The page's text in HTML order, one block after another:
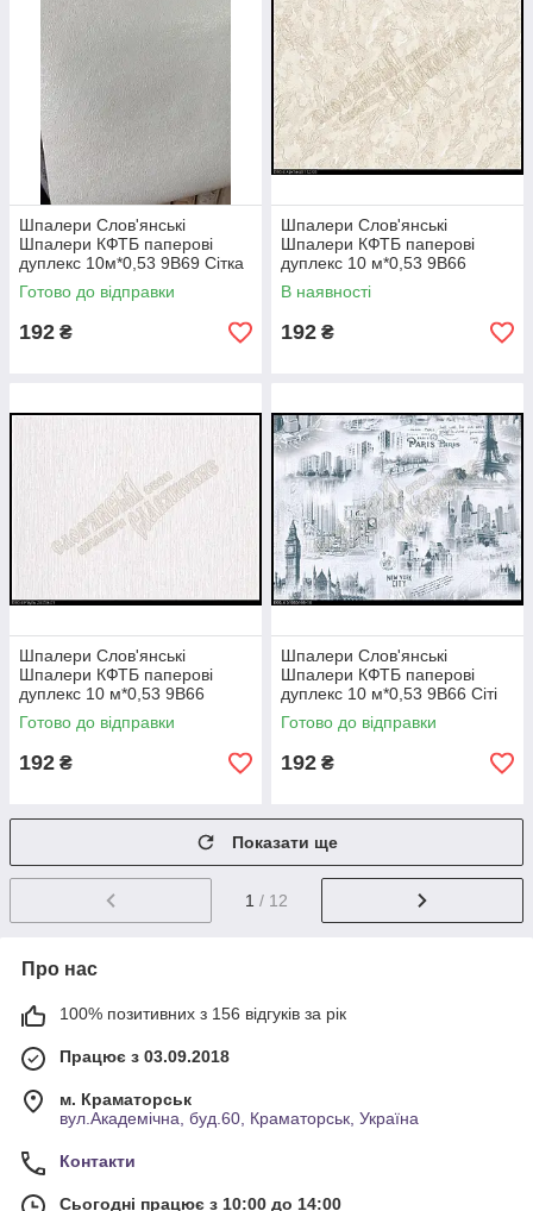
Шпалери Слов'янські
Шпалери КФТБ паперові
дуплекс 10м*0,53 9В69 Сітка
полярного 120-01
Готово до відправки
192 ₴
Шпалери Слов'янські
Шпалери КФТБ паперові
дуплекс 10 м*0,53 9В66
Арктика 5172-08
В наявності
192 ₴
Шпалери Слов'янські
Шпалери КФТБ паперові
дуплекс 10 м*0,53 9В66
Рауль 2 4059-01
Готово до відправки
192 ₴
Шпалери Слов'янські
Шпалери КФТБ паперові
дуплекс 10 м*0,53 9В66 Сіті
5166-10
Готово до відправки
192 ₴
Показати ще
1 / 12
Про нас
100% позитивних з 156 відгуків за рік
Працює з 03.09.2018
м. Краматорськ
вул.Академічна, буд.60, Краматорськ, Україна
Контакти
Сьогодні працює з 10:00 до 14:00